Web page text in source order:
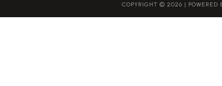
COPYRIGHT © 2026 | POWERED BY GROWME